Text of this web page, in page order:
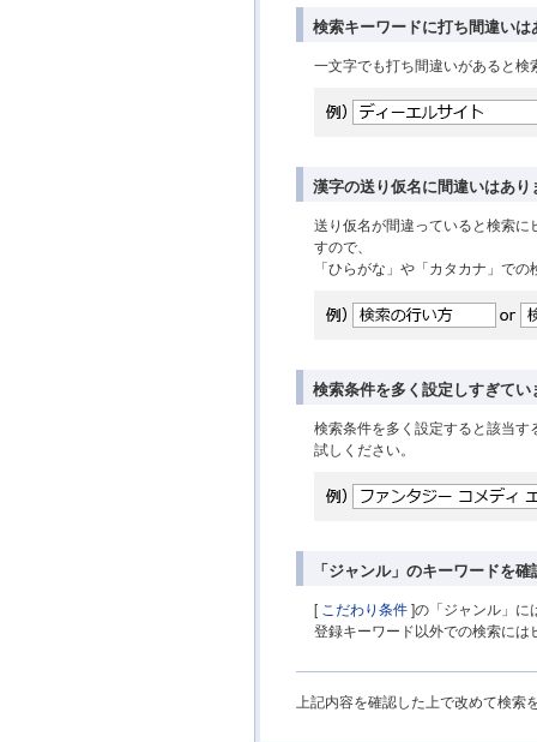
検索キーワードに打ち間違い
一文字でも打ち間違いがあると
漢字の送り仮名に間違いはあり
送り仮名が間違っていると検索
すので、
「ひらがな」や「カタカナ」で
検索条件を多く設定しすぎてい
検索条件を多く設定すると該当
試しください。
「ジャンル」のキーワードを
[ こだわり条件]の「ジャンル」に
登録キーワード以外での検索に
上記内容を確認した上で改めて検